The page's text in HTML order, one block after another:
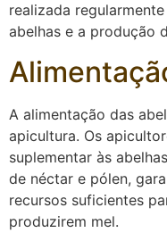
realizada
abelhas e a produção
A alimentação das
apicultura. Os
suplementar às
de néctar e pólen,
recursos suficientes
produzirem mel.